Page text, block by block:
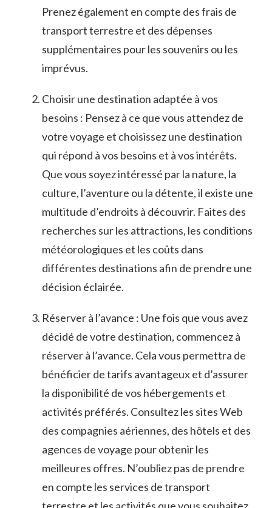
Prenez également en compte des frais de
transport terrestre ​et ‍des dépenses
supplémentaires pour les ⁣souvenirs ou les
imprévus.
Choisir une⁢ destination adaptée à vos ​
besoins : Pensez⁤ à ce que vous attendez‍ de
votre voyage et choisissez une destination
qui répond à vos besoins ⁤et à vos intérêts.
Que vous soyez intéressé par la⁢ nature, la
culture, l’aventure ou la détente, il existe une
⁤multitude d’endroits à‍ découvrir. Faites des
⁣recherches⁢ sur les attractions, les conditions
météorologiques et les coûts dans
‍différentes destinations‍ afin de prendre une
décision éclairée.
Réserver à l’avance : ​Une fois que‍ vous avez
décidé de‍ votre destination, commencez à
réserver à l’avance. Cela⁤ vous permettra ⁤de
bénéficier de‌ tarifs avantageux et d’assurer
la disponibilité de vos hébergements et
activités préférés. Consultez les sites Web
des compagnies ⁤aériennes, des ⁤hôtels et⁤ des
agences de voyage pour obtenir les
meilleures ⁤offres. N’oubliez pas de prendre
en ⁤compte les services ⁢de transport